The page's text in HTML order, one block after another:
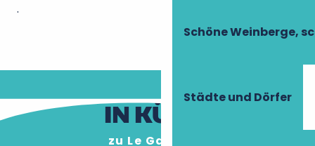
Schöne Weinberge,
Städte und Dörfer
.
IN KÜRZE
zu Le Gaimont